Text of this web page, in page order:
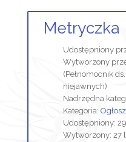
Metryczka
Udostępniony
Wytworzony
(Pełnomocnik
niejawnych)
Nadrzędna
Kategoria:
Udostępniony:
Wytworzony: 27